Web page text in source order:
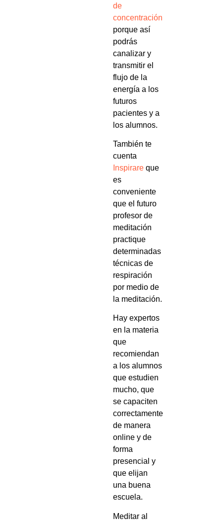
de
concentración
porque así
podrás
canalizar y
transmitir el
flujo de la
energía a los
futuros
pacientes y a
los alumnos.
También te
cuenta
Inspirare que
es
conveniente
que el futuro
profesor de
meditación
practique
determinadas
técnicas de
respiración
por medio de
la meditación.
Hay expertos
en la materia
que
recomiendan
a los alumnos
que estudien
mucho, que
se capaciten
correctamente
de manera
online y de
forma
presencial y
que elijan
una buena
escuela.
Meditar al